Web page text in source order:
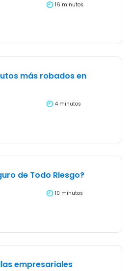
16 minutos
más robados en
4 minutos
de Todo Riesgo?
10 minutos
empresariales